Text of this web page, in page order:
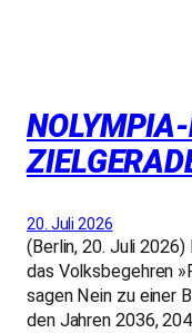
20. Juli 2026
(Berlin, 20. Juli 2026)
das Volksbegehren
sagen Nein zu einer
den Jahren 2036,